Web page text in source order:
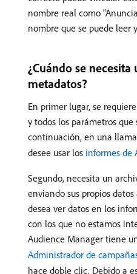
nombre real como
nombre que se puede leer
¿Cuándo se
metadatos?
En primer lugar, se
y todos los parámetros que
continuación, en una
desee usar los informes de
Segundo, necesita un
enviando sus propios
desea ver datos en los
con los que no estamos
Audience Manager tiene
Administrador de
hace doble clic. Debido a